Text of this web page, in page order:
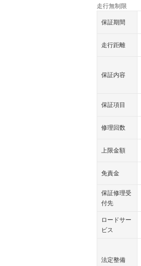
走行無制限
保証期間
走行距離
保証内容
保証項目
修理回数
上限金額
免責金
保証修理受
付先
ロードサー
ビス
法定整備